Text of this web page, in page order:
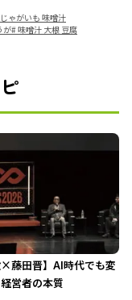
じゃがいも 味噌汁
が#味噌汁 大根 豆腐
×藤田晋】AI時代でも変
営者の本質